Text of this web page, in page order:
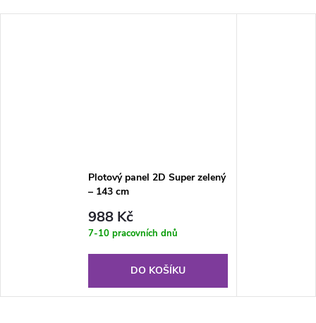
Plotový panel 2D Super zelený
– 143 cm
988 Kč
7-10 pracovních dnů
DO KOŠÍKU